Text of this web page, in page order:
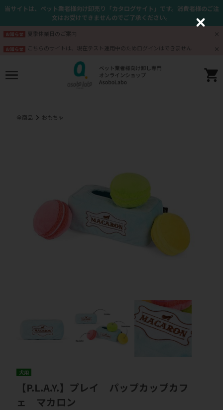
当サイトは、ペット業者様向け卸売り「カタログサイト」です。消費者様のご注
文はお受けできませんのでご了承ください。
お知らせ 夏季休業日のご案内
お知らせ こちらのサイトは、現在テスト運用中のためログインはできません
全商品 おもちゃ
犬用
【P.L.A.Y.】プレイ パップカップカフ
ェ マカロン
C